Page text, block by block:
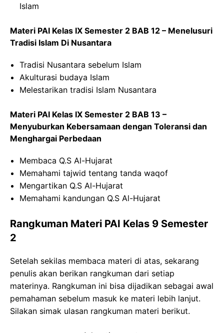
Islam
Materi PAI Kelas IX Semester 2 BAB 12 – Menelusuri
Tradisi Islam Di Nusantara
Tradisi Nusantara sebelum Islam
Akulturasi budaya Islam
Melestarikan tradisi Islam Nusantara
Materi PAI Kelas IX Semester 2 BAB 13 –
Menyuburkan Kebersamaan dengan Toleransi dan
Menghargai Perbedaan
Membaca Q.S Al-Hujarat
Memahami tajwid tentang tanda waqof
Mengartikan Q.S Al-Hujarat
Memahami kandungan Q.S Al-Hujarat
Rangkuman Materi PAI Kelas 9 Semester
2
Setelah sekilas membaca materi di atas, sekarang
penulis akan berikan rangkuman dari setiap
materinya. Rangkuman ini bisa dijadikan sebagai awal
pemahaman sebelum masuk ke materi lebih lanjut.
Silakan simak ulasan rangkuman materi berikut.